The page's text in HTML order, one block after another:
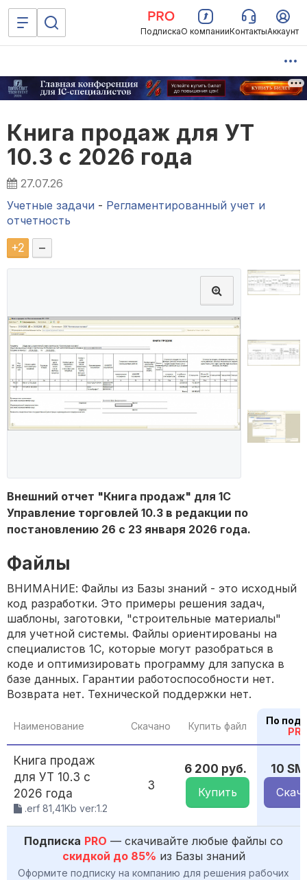
ПодпискаО компанииКонтактыАккаунт
Книга продаж для УТ
10.3 с 2026 года
27.07.26
Учетные задачи - Регламентированный учет и
отчетность
+2 –
Внешний отчет "Книга продаж" для 1С
Управление торговлей 10.3 в редакции по
постановлению 26 с 23 января 2026 года.
Файлы
ВНИМАНИЕ: Файлы из Базы знаний - это исходный
код разработки. Это примеры решения задач,
шаблоны, заготовки, "строительные материалы"
для учетной системы. Файлы ориентированы на
специалистов 1С, которые могут разобраться в
коде и оптимизировать программу для запуска в
базе данных. Гарантии работоспособности нет.
Возврата нет. Технической поддержки нет.
Наименование Скачано Купить файл
По
Книга продаж
для УТ 10.3 с
2026 года
.erf 81,41Kb ver:1.2
3
6 200 руб.
Купить
10 SM
Подписка PRO — скачивайте любые файлы со
скидкой до 85% из Базы знаний
Оформите подписку на компанию для решения рабочих